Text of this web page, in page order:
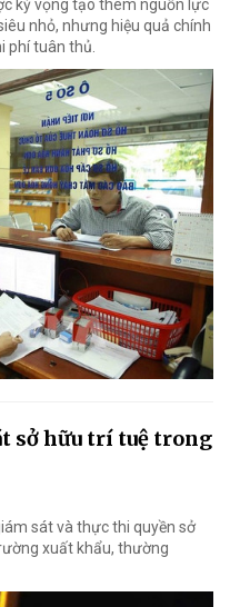
kỳ vọng tạo thêm nguồn lực
nhỏ, nhưng hiệu quả chính
phí tuân thủ.
sở hữu trí tuệ trong
sát và thực thi quyền sở
xuất khẩu, thường